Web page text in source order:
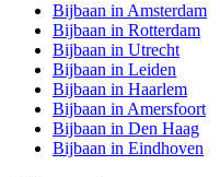
Bijbaan in Amsterdam
Bijbaan in Rotterdam
Bijbaan in Utrecht
Bijbaan in Leiden
Bijbaan in Haarlem
Bijbaan in Amersfoort
Bijbaan in Den Haag
Bijbaan in Eindhoven